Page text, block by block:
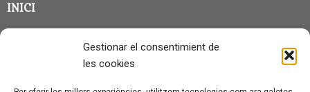
Gestionar el consentimient de
les cookies
INICI
CLASSE EN GRUP
QUI SOC?